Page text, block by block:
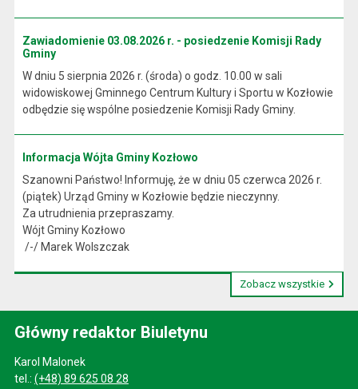
Zawiadomienie 03.08.2026 r. - posiedzenie Komisji Rady
Gminy
W dniu 5 sierpnia 2026 r. (środa) o godz. 10.00 w sali
widowiskowej Gminnego Centrum Kultury i Sportu w Kozłowie
odbędzie się wspólne posiedzenie Komisji Rady Gminy.
Informacja Wójta Gminy Kozłowo
Szanowni Państwo! Informuję, że w dniu 05 czerwca 2026 r.
(piątek) Urząd Gminy w Kozłowie będzie nieczynny.
Za utrudnienia przepraszamy.
Wójt Gminy Kozłowo
/-/ Marek Wolszczak
Zobacz wszystkie
Główny redaktor Biuletynu
Karol Malonek
tel.: (+48) 89 625 08 28